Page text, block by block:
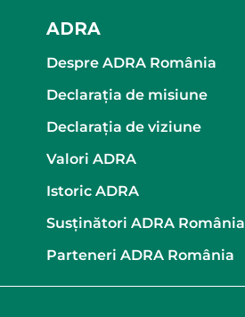
ADRA
Despre ADRA România
Declaraţia de misiune
Declaraţia de viziune
Valori ADRA
Istoric ADRA
Susținători ADRA România
Parteneri ADRA România